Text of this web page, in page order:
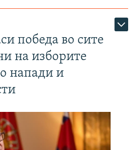
победа во сите
на изборите
напади и